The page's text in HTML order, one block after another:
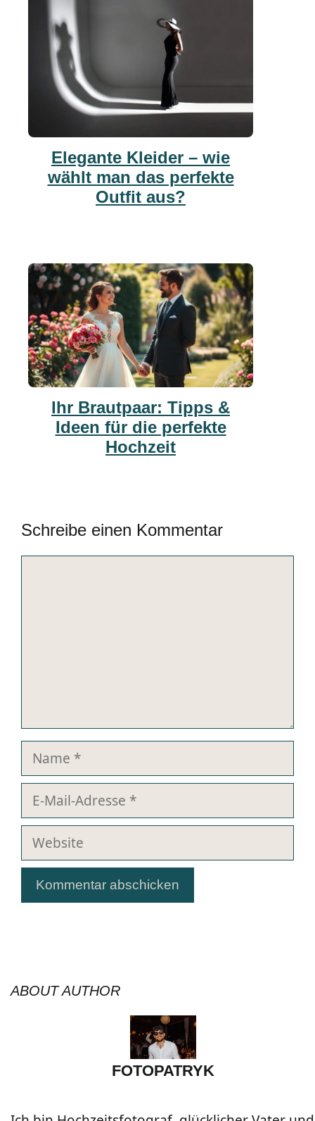
Elegante Kleider – wie
wählt man das perfekte
Outfit aus?
Ihr Brautpaar: Tipps &
Ideen für die perfekte
Hochzeit
Schreibe einen Kommentar
Name
Mail-
Adresse
Website
ABOUT AUTHOR
FOTOPATRYK